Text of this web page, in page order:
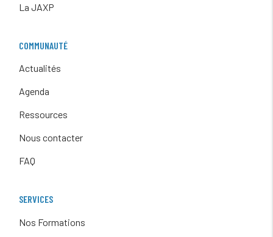
La JAXP
COMMUNAUTÉ
Actualités
Agenda
Ressources
Nous contacter
FAQ
SERVICES
Nos Formations